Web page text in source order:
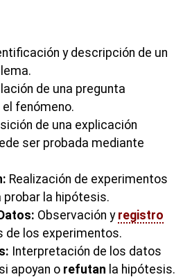
y descripción de un
de una pregunta
fenómeno.
de una explicación
ser probada mediante
Realización de experimentos
la hipótesis.
Observación y registro
de los experimentos.
Interpretación de los datos
apoyan o refutan la hipótesis.